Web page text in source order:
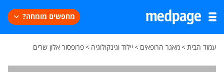
מחפשים מומחה?
עמוד הבית>מאגר הרופאים >יילוד וגינקולוגיה >פרופסור אלון שרים